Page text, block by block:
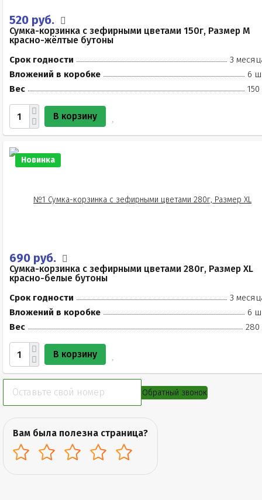
520 руб.
Сумка-корзинка с зефирными цветами 150г, Размер М
красно-жёлтые бутоны
Срок годности
3
Вложений в коробке
6
Вес
150
В корзину
Новинка
690 руб.
Сумка-корзинка с зефирными цветами 280г, Размер XL
красно-белые бутоны
Срок годности
3
Вложений в коробке
6
Вес
280
В корзину
Обратный звонок
Вам была полезна страница?